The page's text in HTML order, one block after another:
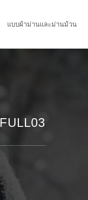
แบบผ้าม่านและม่านม้วน
FULL03